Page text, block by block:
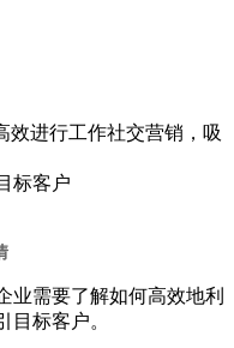
效进行工作社交营销，吸
标客户
业需要了解如何高效地利
目标客户。